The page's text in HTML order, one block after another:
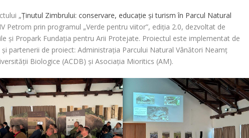
„Ținutul Zimbrului: conservare, educație și turism în Parcul Natural
Petrom prin programul „Verde pentru viitor”, ediția 2.0, dezvoltat de
și Propark Fundația pentru Arii Protejate. Proiectul este implementat de
partenerii de proiect: Administrația Parcului Natural Vânători Neamț
Biologice (ACDB) și Asociația Mioritics (AM).